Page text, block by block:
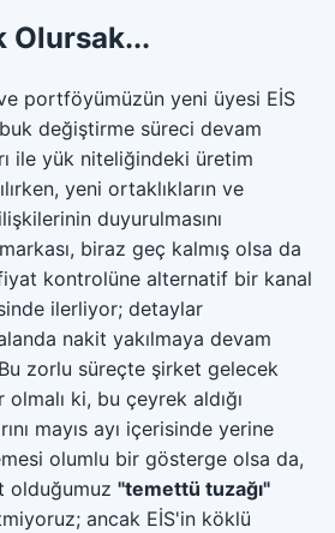
Olursak...
portföyümüzün yeni üyesi EİS
değiştirme süreci devam
ile yük niteliğindeki üretim
yeni ortaklıkların ve
duyurulmasını
markası, biraz geç kalmış olsa da
kontrolüne alternatif bir kanal
ilerliyor; detaylar
nakit yakılmaya devam
zorlu süreçte şirket gelecek
ki, bu çeyrek aldığı
mayıs ayı içerisinde yerine
olumlu bir gösterge olsa da,
olduğumuz "temettü tuzağı"
ancak EİS'in köklü